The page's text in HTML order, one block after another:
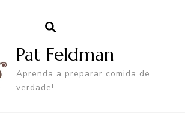
Pat Feldman
Aprenda a preparar comida de
verdade!